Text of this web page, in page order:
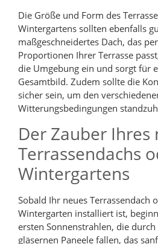
Die Größe und Form des
Wintergartens sollten ebenfalls
maßgeschneidertes Dach, das
Proportionen Ihrer Terrasse
die Umgebung ein und sorgt für
Gesamtbild. Zudem sollte die
sicher sein, um den
Witterungsbedingungen
Der Zauber Ihres
Terrassendachs
Wintergartens
Sobald Ihr neues Terrassendach
Wintergarten installiert ist,
ersten Sonnenstrahlen, die
gläsernen Paneele fallen, das